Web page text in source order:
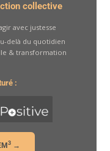
collective
avec justesse
delà du quotidien
& transformation
:
3 →